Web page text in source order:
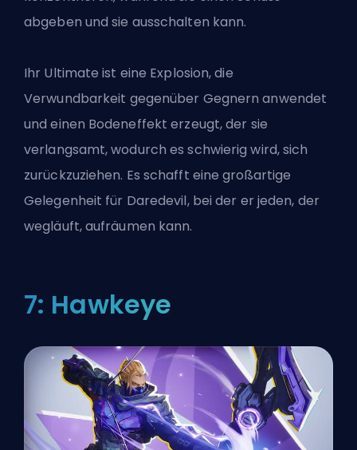
abgeben und sie ausschalten kann.
Ihr Ultimate ist eine Explosion, die
Verwundbarkeit gegenüber Gegnern anwendet
und einen Bodeneffekt erzeugt, der sie
verlangsamt, wodurch es schwierig wird, sich
zurückzuziehen. Es schafft eine großartige
Gelegenheit für Daredevil, bei der er jeden, der
wegläuft, aufräumen kann.
7: Hawkeye